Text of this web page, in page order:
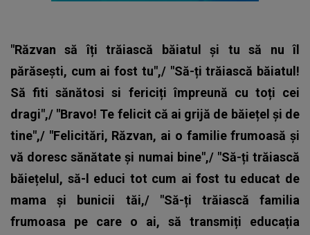
"Răzvan să îți trăiască băiatul și tu să nu îl
părăsești, cum ai fost tu",/ "Să-ți trăiască băiatul!
Să fiti sănătosi si fericiți împreună cu toți cei
dragi",/ "Bravo! Te felicit că ai grijă de băiețel și de
tine",/ "Felicitări, Răzvan, ai o familie frumoasă și
vă doresc sănătate și numai bine",/ "Să-ți trăiască
băiețelul, să-l educi tot cum ai fost tu educat de
mama și bunicii tăi,/ "Să-ți trăiască familia
frumoasa pe care o ai, să transmiți educația